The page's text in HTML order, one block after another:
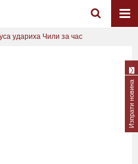
удариха Чили за час
Изпрати новина